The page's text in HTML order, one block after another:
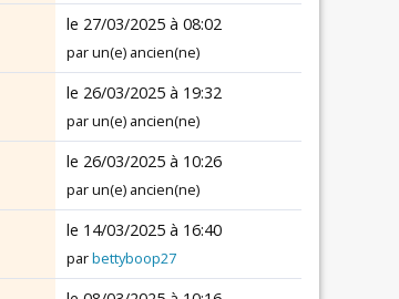
le 27/03/2025 à 08:02
par un(e) ancien(ne)
le 26/03/2025 à 19:32
par un(e) ancien(ne)
le 26/03/2025 à 10:26
par un(e) ancien(ne)
le 14/03/2025 à 16:40
parbettyboop27